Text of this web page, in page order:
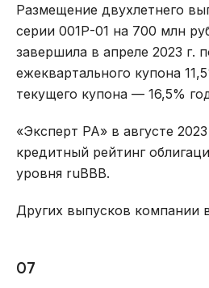
Размещение двухлетнего
серии 001Р-01 на 700 млн
завершила в апреле 2023 г.
ежеквартального купона
текущего купона — 16,5%
«Эксперт РА» в августе
кредитный рейтинг
уровня ruBBB.
Других выпусков компании
07